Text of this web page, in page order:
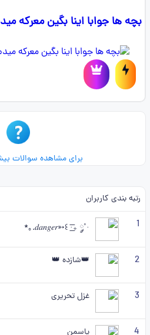
بچه ها جوابا اینا بگین معرکه
برای مشاهده سوالات
رتبه بندی کاربران
1
·˚ ༘₊· ͟͟͞͞꒰➳𝑑𝑎𝑛𝑔𝑒𝑟.｡*
2 👑شازده 👑
3 غزل تحریری
4 یاسمن